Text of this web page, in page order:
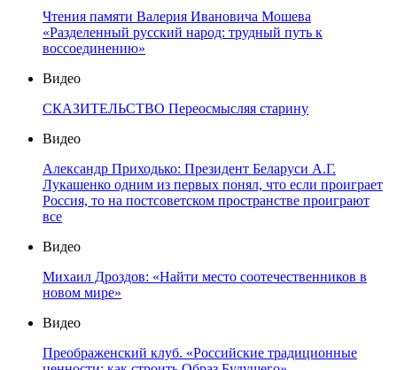
Чтения памяти Валерия Ивановича Мошева
«Разделенный русский народ: трудный путь к
воссоединению»
Видео
СКАЗИТЕЛЬСТВО Переосмысляя старину
Видео
Александр Приходько: Президент Беларуси А.Г.
Лукашенко одним из первых понял, что если проиграет
Россия, то на постсоветском пространстве проиграют
все
Видео
Михаил Дроздов: «Найти место соотечественников в
новом мире»
Видео
Преображенский клуб. «Российские традиционные